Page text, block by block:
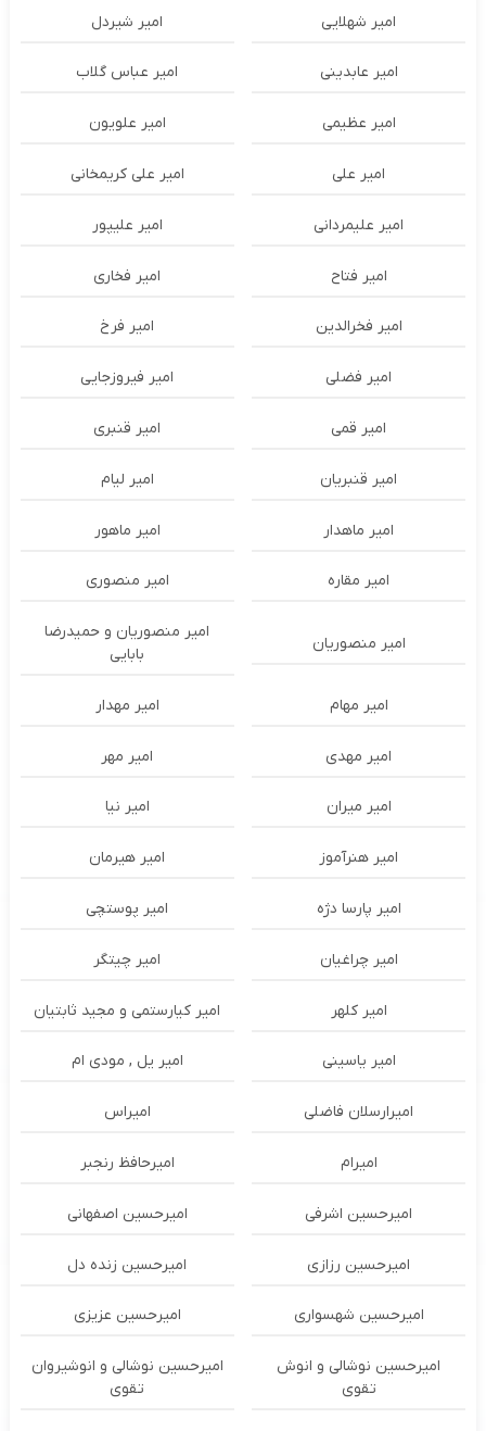
امیر شهلایی امیر شیردل
امیر عابدینی امیر عباس گلاب
امیر عظیمی امیر علویون
امیر علی امیر علی کریمخانی
امیر علیمردانی امیر علیپور
امیر فتاح امیر فخاری
امیر فخرالدین امیر فرخ
امیر فضلی امیر فیروزجایی
امیر قمی امیر قنبری
امیر قنبریان امیر لیام
امیر ماهدار امیر ماهور
امیر مقاره امیر منصوری
امیر منصوریان
امیر منصوریان و حمیدرضا
بابایی
امیر مهام امیر مهدار
امیر مهدی امیر مهر
امیر میران امیر نیا
امیر هنرآموز امیر هیرمان
امیر پارسا دژه امیر پوستچی
امیر چراغیان امیر چیتگر
امیر کلهر امیر کیارستمی و مجید ثابتیان
امیر یاسینی امیر یل , مودی ام
امیرارسلان فاضلی امیراس
امیرام امیرحافظ رنجبر
امیرحسین اشرفی امیرحسین اصفهانی
امیرحسین رزازی امیرحسین زنده دل
امیرحسین شهسواری امیرحسین عزیزی
امیرحسین نوشالی و انوش
تقوی
امیرحسین نوشالی و انوشیروان
تقوی